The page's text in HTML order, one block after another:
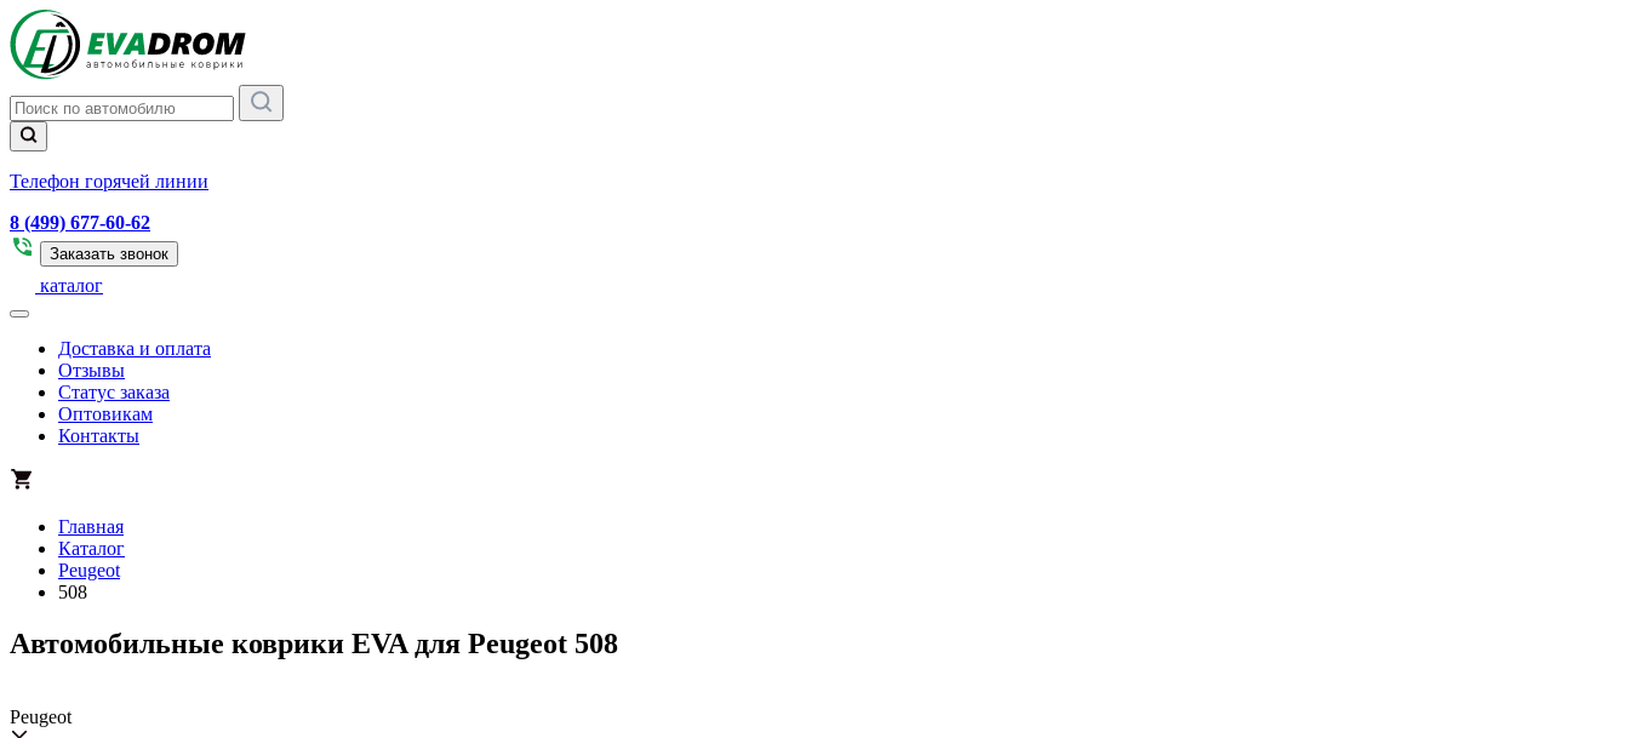
Телефон горячей линии
8 (499) 677-60-62
Заказать звонок
каталог
Доставка и оплата
Отзывы
Статус заказа
Оптовикам
Контакты
Главная
Каталог
Peugeot
508
Автомобильные коврики EVA для Peugeot 508
Peugeot